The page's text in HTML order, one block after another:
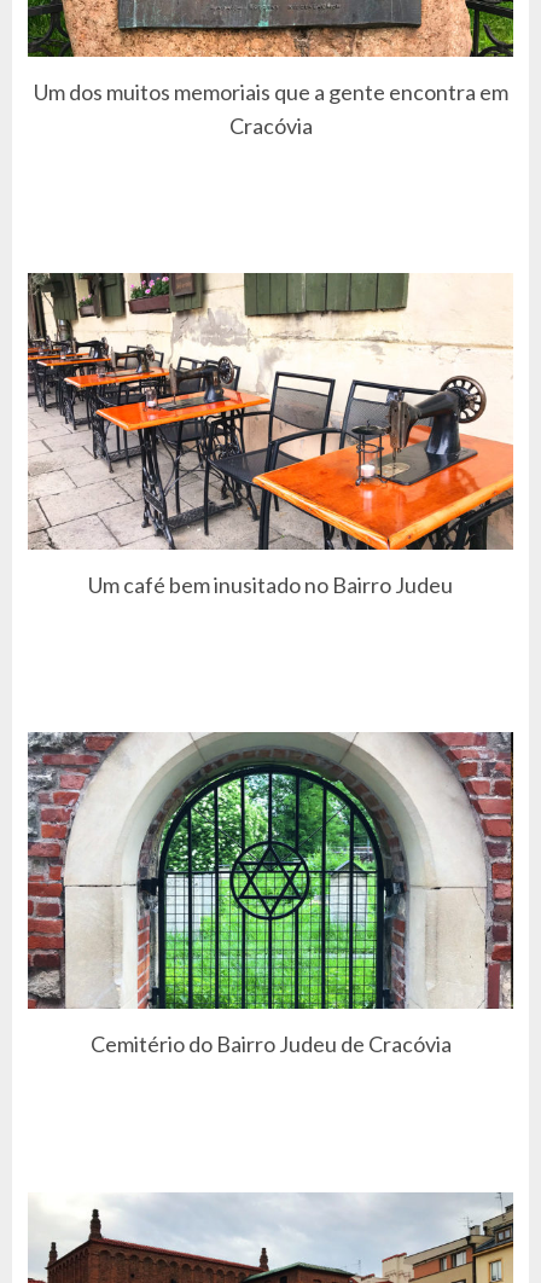
Um dos muitos memoriais que a gente encontra em
Cracóvia
Um café bem inusitado no Bairro Judeu
Cemitério do Bairro Judeu de Cracóvia